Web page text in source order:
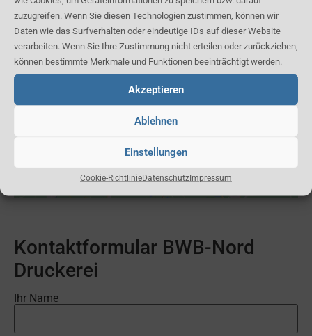
zuzugreifen. Wenn Sie diesen Technologien zustimmen, können wir
Daten wie das Surfverhalten oder eindeutige IDs auf dieser Website
verarbeiten. Wenn Sie Ihre Zustimmung nicht erteilen oder zurückziehen,
können bestimmte Merkmale und Funktionen beeinträchtigt werden.
Akzeptieren
Ablehnen
Einstellungen
Cookie-RichtlinieDatenschutzImpressum
Karte:
akzeptieren und diesen Inhalt zu aktivieren
Kontaktformular BWB-Nord
Druckerei
Ihr Name